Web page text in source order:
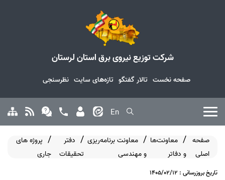
صفحه نخست تالار گفتگو تازه‌های سایت نظرسنجی
شرکت توزیع نیروی برق استان لرستان
En
صفحه
اصلی
معاونت‌ها
و دفاتر
معاونت برنامه‌ریزی
و مهندسی
دفتر
تحقیقات
پروژه های
جاری
تاریخ بروزرسانی : 1405/02/12